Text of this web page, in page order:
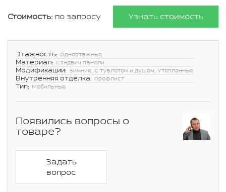
Стоимость: по запросу Узнать стоимость
Этажность: Одноэтажные
Материал: Сэндвич панели
Модификации: Зимние, С туалетом и душем, Утепленные
Внутренняя отделка: Профлист
Тип: Мобильные
Появились вопросы о
товаре?
Задать
вопрос